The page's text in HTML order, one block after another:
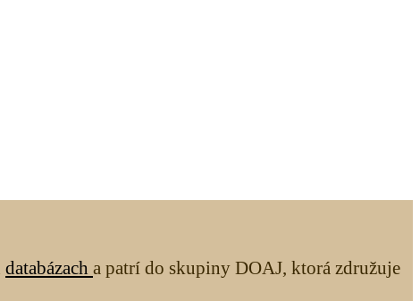
databázach a patrí do skupiny DOAJ, ktorá združuje